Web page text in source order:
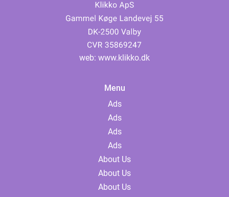
web: www.klikko.dk
Menu
Ads
Ads
Ads
Ads
About Us
About Us
About Us